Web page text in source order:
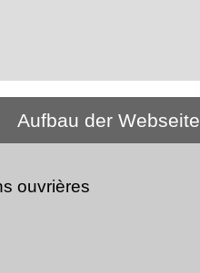
Aufbau der Webseite
ouvrières